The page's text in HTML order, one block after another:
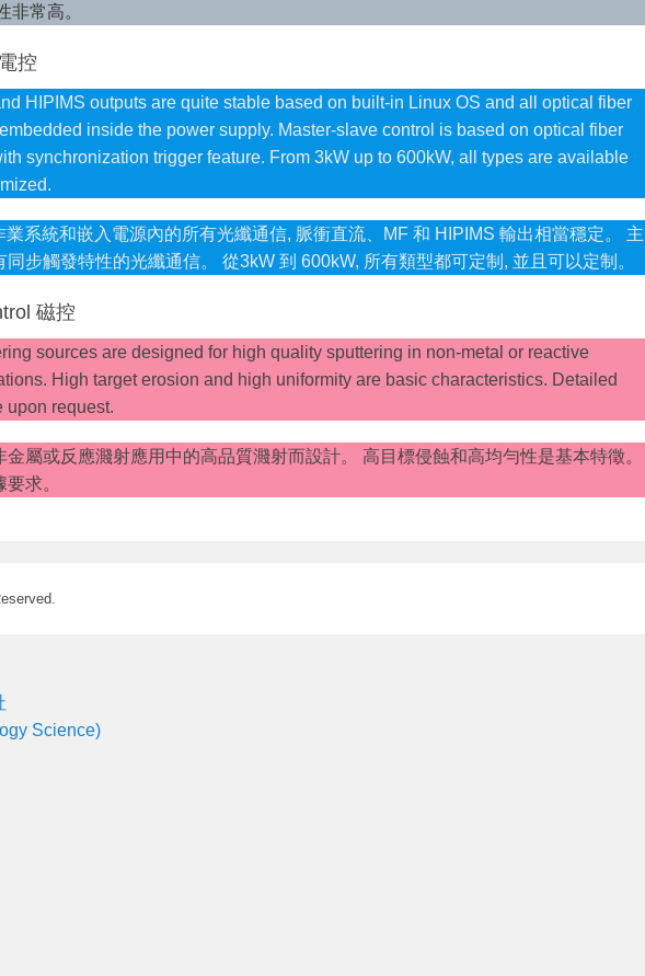
非常高。
控
HIPIMS outputs are quite stable based on built-in Linux OS and all optical fiber
inside the power supply. Master-slave control is based on optical fiber
synchronization trigger feature. From 3kW up to 600kW, all types are available
系統和嵌入電源內的所有光纖通信, 脈衝直流、MF 和 HIPIMS 輸出相當穩定。 主
步觸發特性的光纖通信。 從3kW 到 600kW, 所有類型都可定制, 並且可以定制。
磁控
sources are designed for high quality sputtering in non-metal or reactive
High target erosion and high uniformity are basic characteristics. Detailed
upon request.
屬或反應濺射應用中的高品質濺射而設計。 高目標侵蝕和高均勻性是基本特徵。
求。
Science)